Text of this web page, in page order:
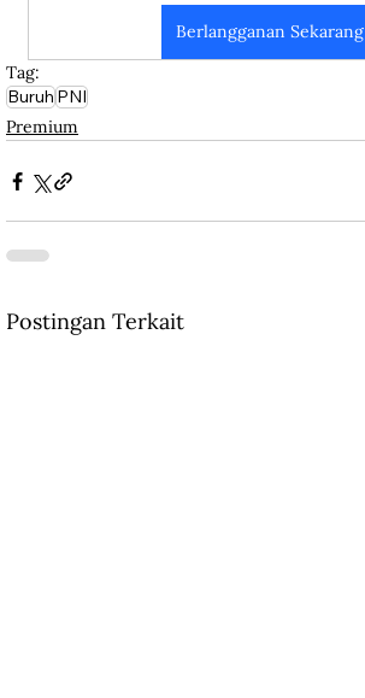
Berlangganan Sekarang
Tag:
BuruhPNI
Premium
Postingan Terkait